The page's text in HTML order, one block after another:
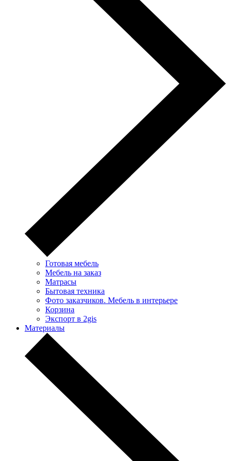
Готовая мебель
Мебель на заказ
Матрасы
Бытовая техника
Фото заказчиков. Мебель в интерьере
Корзина
Экспорт в 2gis
Материалы